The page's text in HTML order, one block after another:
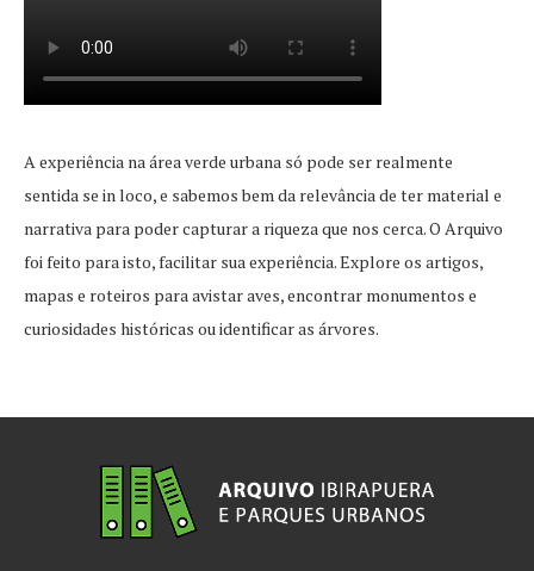
A experiência na área verde urbana só pode ser realmente
sentida se in loco, e sabemos bem da relevância de ter material e
narrativa para poder capturar a riqueza que nos cerca. O Arquivo
foi feito para isto, facilitar sua experiência. Explore os artigos,
mapas e roteiros para avistar aves, encontrar monumentos e
curiosidades históricas ou identificar as árvores.